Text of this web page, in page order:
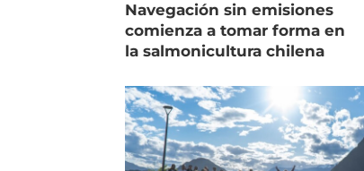
Navegación sin emisiones
comienza a tomar forma en
la salmonicultura chilena